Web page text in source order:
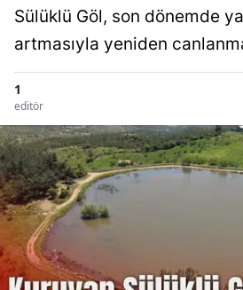
Sülüklü Göl, son dönemde
artmasıyla yeniden
1
editör